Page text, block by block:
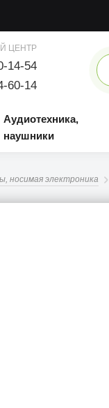
ЦЕНТР
14-54
60-14
Аудиотехника,
наушники
носимая электроника